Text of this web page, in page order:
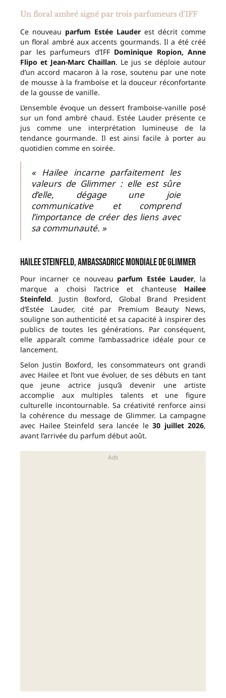
Un floral ambré signé par trois parfumeurs d’IFF
Ce nouveau parfum Estée Lauder est décrit comme
un floral ambré aux accents gourmands. Il a été créé
par les parfumeurs d’IFF Dominique Ropion, Anne
Flipo et Jean-Marc Chaillan. Le jus se déploie autour
d’un accord macaron à la rose, soutenu par une note
de mousse à la framboise et la douceur réconfortante
de la gousse de vanille.
L’ensemble évoque un dessert framboise-vanille posé
sur un fond ambré chaud. Estée Lauder présente ce
jus comme une interprétation lumineuse de la
tendance gourmande. Il est ainsi facile à porter au
quotidien comme en soirée.
« Hailee incarne parfaitement les
valeurs de Glimmer : elle est sûre
d’elle, dégage une joie
communicative et comprend
l’importance de créer des liens avec
sa communauté. »
Hailee Steinfeld, ambassadrice mondiale de Glimmer
Pour incarner ce nouveau parfum Estée Lauder, la
marque a choisi l’actrice et chanteuse Hailee
Steinfeld. Justin Boxford, Global Brand President
d’Estée Lauder, cité par Premium Beauty News,
souligne son authenticité et sa capacité à inspirer des
publics de toutes les générations. Par conséquent,
elle apparaît comme l’ambassadrice idéale pour ce
lancement.
Selon Justin Boxford, les consommateurs ont grandi
avec Hailee et l’ont vue évoluer, de ses débuts en tant
que jeune actrice jusqu’à devenir une artiste
accomplie aux multiples talents et une figure
culturelle incontournable. Sa créativité renforce ainsi
la cohérence du message de Glimmer. La campagne
avec Hailee Steinfeld sera lancée le 30 juillet 2026,
avant l’arrivée du parfum début août.